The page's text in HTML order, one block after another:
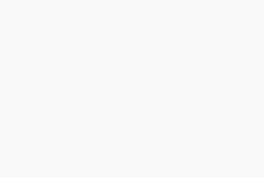
Region verbinden sich unterschiedliche Vorstellungen: Die Wilde
die Bedeutung der Raunächte und die dazugehörigen Bräuche
Januartagen feststellen, dass die Umsetzung wieder nicht
weil der nächste Anlauf dann zum Beginn des
Ab morgen wird alles anders – und sich zum Jahresbeginn